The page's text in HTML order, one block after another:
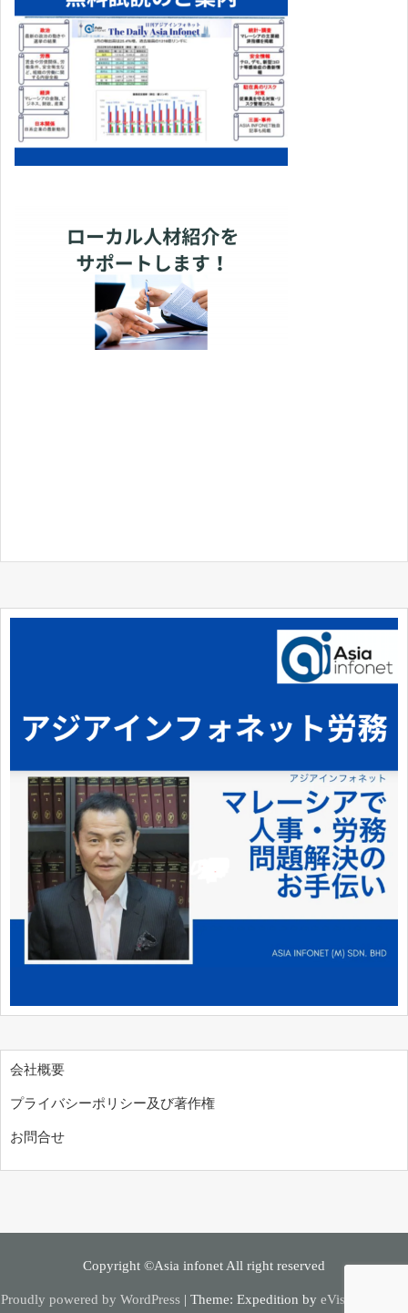
会社概要
プライバシーポリシー及び著作権
お問合せ
Copyright ©Asia infonet All right reserved
Proudly powered by WordPress | Theme: Expedition by eVisionThemes